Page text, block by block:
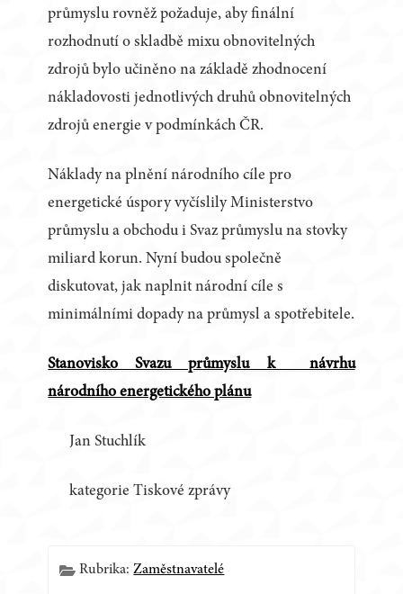
průmyslu rovněž požaduje, aby finální
rozhodnutí o skladbě mixu obnovitelných
zdrojů bylo učiněno na základě zhodnocení
nákladovosti jednotlivých druhů obnovitelných
zdrojů energie v podmínkách ČR.
Náklady na plnění národního cíle pro
energetické úspory vyčíslily Ministerstvo
průmyslu a obchodu i Svaz průmyslu na stovky
miliard korun. Nyní budou společně
diskutovat, jak naplnit národní cíle s
minimálními dopady na průmysl a spotřebitele.
Stanovisko Svazu průmyslu k návrhu
národního energetického plánu
Jan Stuchlík
kategorie Tiskové zprávy
Rubrika:Zaměstnavatelé